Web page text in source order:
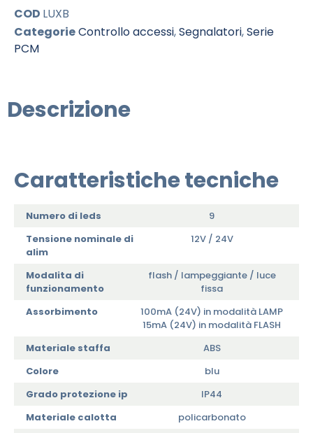
COD LUXB
CategorieControllo accessi,Segnalatori,Serie
PCM
Descrizione
Caratteristiche tecniche
Numero di leds
9
Tensione nominale di
alim
12V / 24V
Modalita di
funzionamento
flash / lampeggiante / luce
fissa
Assorbimento
100mA (24V) in modalità LAMP
15mA (24V) in modalità FLASH
Materiale staffa
ABS
Colore
blu
Grado protezione ip
IP44
Materiale calotta
policarbonato